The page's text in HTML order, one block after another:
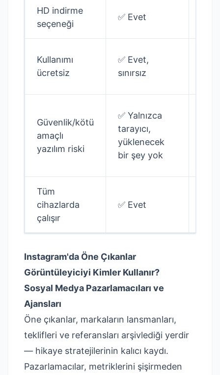
HD indirme
seçeneği
✅ Evet
Kullanımı
ücretsiz
✅ Evet,
sınırsız
Güvenlik/kötü
amaçlı
yazılım riski
✅ Yalnızca
tarayıcı,
yüklenecek
bir şey yok
Tüm
cihazlarda
çalışır
✅ Evet
Instagram'da Öne Çıkanlar
Görüntüleyiciyi Kimler Kullanır?
Sosyal Medya Pazarlamacıları ve
Ajansları
Öne çıkanlar, markaların lansmanları,
teklifleri ve referansları arşivlediği yerdir
— hikaye stratejilerinin kalıcı kaydı.
Pazarlamacılar, metriklerini şişirmeden